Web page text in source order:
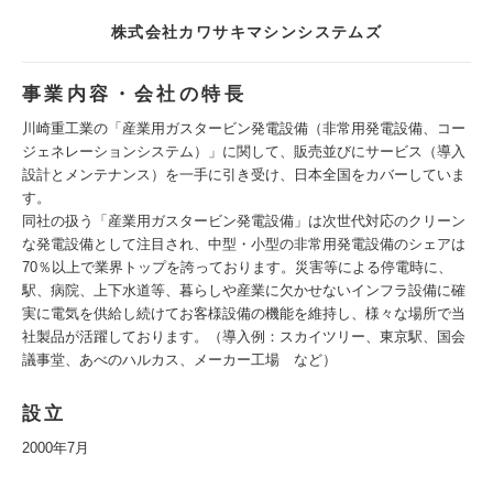
株式会社カワサキマシンシステムズ
事業内容・会社の特長
川崎重工業の「産業用ガスタービン発電設備（非常用発電設備、コー
ジェネレーションシステム）」に関して、販売並びにサービス（導入
設計とメンテナンス）を一手に引き受け、日本全国をカバーしていま
す。
同社の扱う「産業用ガスタービン発電設備」は次世代対応のクリーン
な発電設備として注目され、中型・小型の非常用発電設備のシェアは
70％以上で業界トップを誇っております。災害等による停電時に、
駅、病院、上下水道等、暮らしや産業に欠かせないインフラ設備に確
実に電気を供給し続けてお客様設備の機能を維持し、様々な場所で当
社製品が活躍しております。（導入例：スカイツリー、東京駅、国会
議事堂、あべのハルカス、メーカー工場 など）
設立
2000年7月